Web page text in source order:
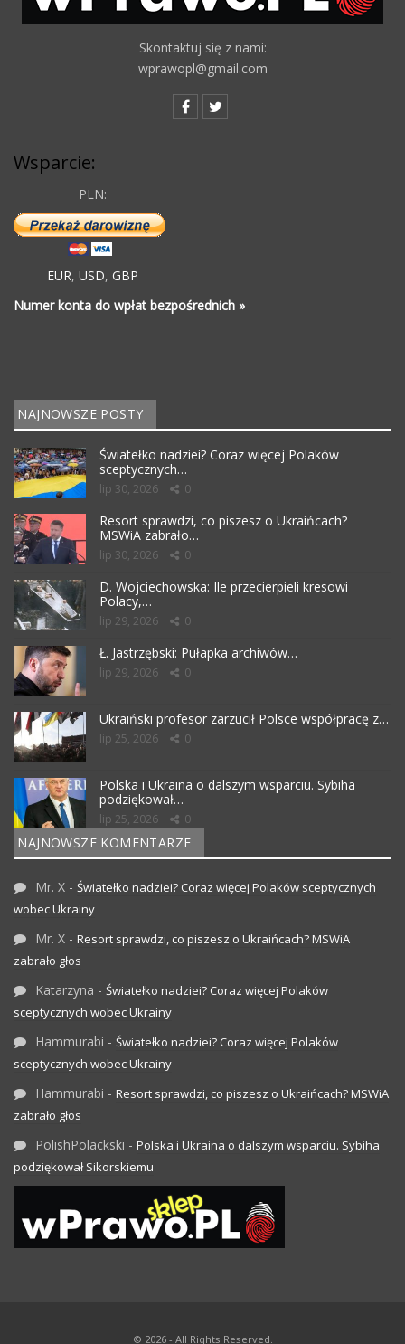
Skontaktuj się z nami:
wprawopl@gmail.com
Wsparcie:
PLN:
EUR, USD, GBP
Numer konta do wpłat bezpośrednich »
NAJNOWSZE POSTY
Światełko nadziei? Coraz więcej Polaków
sceptycznych…
lip 30, 2026 0
Resort sprawdzi, co piszesz o Ukraińcach?
MSWiA zabrało…
lip 30, 2026 0
D. Wojciechowska: Ile przecierpieli kresowi
Polacy,…
lip 29, 2026 0
Ł. Jastrzębski: Pułapka archiwów…
lip 29, 2026 0
Ukraiński profesor zarzucił Polsce współpracę z…
lip 25, 2026 0
Polska i Ukraina o dalszym wsparciu. Sybiha
podziękował…
lip 25, 2026 0
NAJNOWSZE KOMENTARZE
Mr. X - Światełko nadziei? Coraz więcej Polaków sceptycznych
wobec Ukrainy
Mr. X - Resort sprawdzi, co piszesz o Ukraińcach? MSWiA
zabrało głos
Katarzyna - Światełko nadziei? Coraz więcej Polaków
sceptycznych wobec Ukrainy
Hammurabi - Światełko nadziei? Coraz więcej Polaków
sceptycznych wobec Ukrainy
Hammurabi - Resort sprawdzi, co piszesz o Ukraińcach? MSWiA
zabrało głos
PolishPolackski - Polska i Ukraina o dalszym wsparciu. Sybiha
podziękował Sikorskiemu
© 2026 - All Rights Reserved.